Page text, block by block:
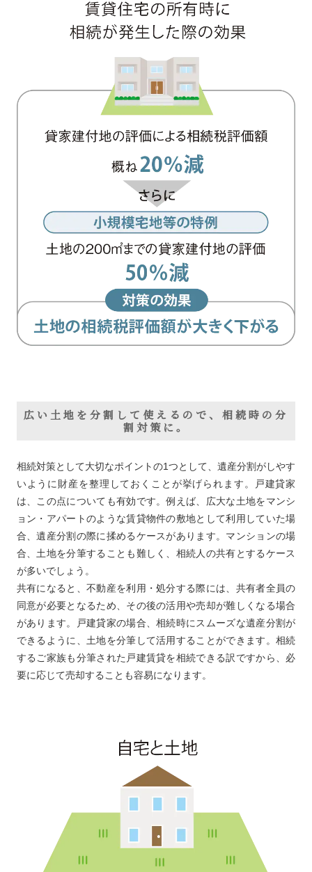
広い土地を分割して使えるので、相続時の分
割対策に。
相続対策として大切なポイントの1つとして、遺産分割がしやす
いように財産を整理しておくことが挙げられます。戸建貸家
は、この点についても有効です。例えば、広大な土地をマンシ
ョン・アパートのような賃貸物件の敷地として利用していた場
合、遺産分割の際に揉めるケースがあります。マンションの場
合、土地を分筆することも難しく、相続人の共有とするケース
が多いでしょう。
共有になると、不動産を利用・処分する際には、共有者全員の
同意が必要となるため、その後の活用や売却が難しくなる場合
があります。戸建貸家の場合、相続時にスムーズな遺産分割が
できるように、土地を分筆して活用することができます。相続
するご家族も分筆された戸建賃貸を相続できる訳ですから、必
要に応じて売却することも容易になります。